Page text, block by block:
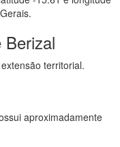
Berizal
territorial.
aproximadamente